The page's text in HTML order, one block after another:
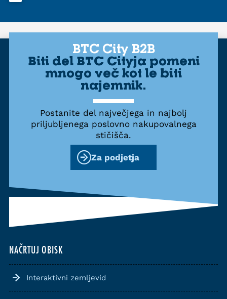
NAČRTUJ OBISK
Interaktivni zemljevid
BTC City B2B
Biti del BTC Cityja pomeni
mnogo več kot le biti
najemnik.
Postanite del največjega in najbolj
priljubljenega poslovno nakupovalnega
stičišča.
Za podjetja